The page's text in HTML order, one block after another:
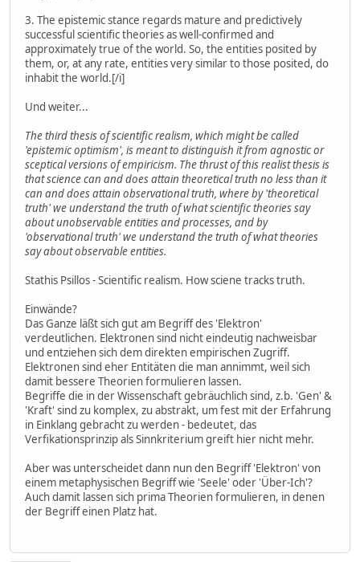
3. The epistemic stance regards mature and predictively
successful scientific theories as well-confirmed and
approximately true of the world. So, the entities posited by
them, or, at any rate, entities very similar to those posited, do
inhabit the world.[/i]
Und weiter...
The third thesis of scientific realism, which might be called
'epistemic optimism', is meant to distinguish it from agnostic or
sceptical versions of empiricism. The thrust of this realist thesis is
that science can and does attain theoretical truth no less than it
can and does attain observational truth, where by 'theoretical
truth' we understand the truth of what scientific theories say
about unobservable entities and processes, and by
'observational truth' we understand the truth of what theories
say about observable entities.
Stathis Psillos - Scientific realism. How sciene tracks truth.
Einwände?
Das Ganze läßt sich gut am Begriff des 'Elektron'
verdeutlichen. Elektronen sind nicht eindeutig nachweisbar
und entziehen sich dem direkten empirischen Zugriff.
Elektronen sind eher Entitäten die man annimmt, weil sich
damit bessere Theorien formulieren lassen.
Begriffe die in der Wissenschaft gebräuchlich sind, z.b. 'Gen' &
'Kraft' sind zu komplex, zu abstrakt, um fest mit der Erfahrung
in Einklang gebracht zu werden - bedeutet, das
Verfikationsprinzip als Sinnkriterium greift hier nicht mehr.
Aber was unterscheidet dann nun den Begriff 'Elektron' von
einem metaphysischen Begriff wie 'Seele' oder 'Über-Ich'?
Auch damit lassen sich prima Theorien formulieren, in denen
der Begriff einen Platz hat.